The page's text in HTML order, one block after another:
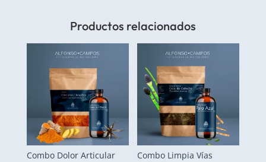
Productos relacionados
Combo Dolor Articular
Combo Limpia Vías